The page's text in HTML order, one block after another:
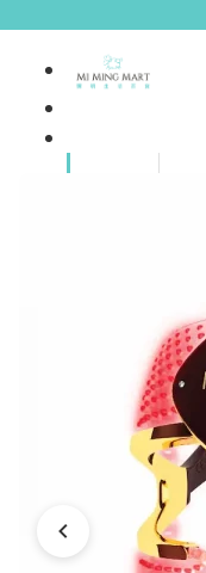
彩妝產品
個人護理
時尚生活
A
Ami